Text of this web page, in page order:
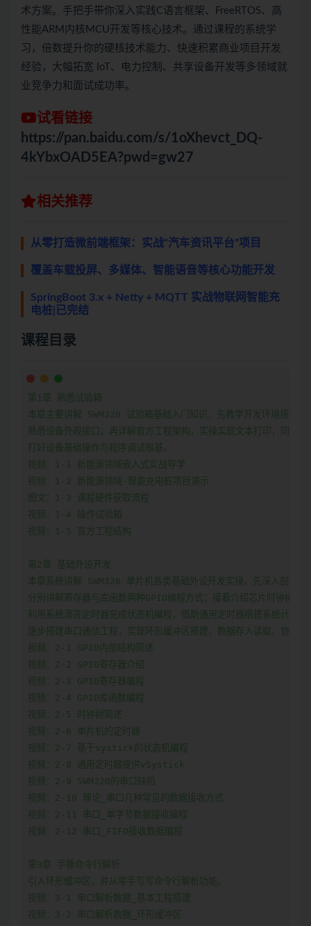
术方案。手把手带你深入实践C语言框架、FreeRTOS、高
性能ARM内核MCU开发等核心技术。通过课程的系统学
习，倍数提升你的硬核技术能力、快速积累商业项目开发
经验，大幅拓宽 IoT、电力控制、共享设备开发等多领域就
业竞争力和面试成功率。
试看链接
https://pan.baidu.com/s/1oXhevct_DQ-
4kYbxOAD5EA?pwd=gw27
相关推荐
从零打造微前端框架：实战“汽车资讯平台”项目
覆盖车载投屏、多媒体、智能语音等核心功能开发
SpringBoot 3.x + Netty + MQTT 实战物联网智能充
电桩|已完结
课程目录
第1章 熟悉试验箱
本章主要讲解 SWM320 试验箱基础入门知识，先教学开发环境搭建
熟悉设备外观接口；再详解官方工程架构，实操实现文本打印，同时
打好设备基础操作与程序调试根基。
视频：1-1 新能源领域嵌入式实战导学
视频：1-2 新能源领域-智能充电桩项目演示
图文：1-3 课程硬件获取流程
视频：1-4 操作试验箱
视频：1-5 官方工程结构
第2章 基础外设开发
本章系统讲解 SWM320 单片机各类基础外设开发实操，先深入剖析
分别讲解寄存器与库函数两种GPIO编程方式；接着介绍芯片时钟树与
利用系统滴答定时器完成状态机编程，借助通用定时器搭建系统计时体
逐步搭建串口通信工程，实现环形缓冲区搭建、数据存入读取、协议
视频：2-1 GPIO内部结构简述
视频：2-2 GPIO寄存器介绍
视频：2-3 GPIO寄存器编程
视频：2-4 GPIO库函数编程
视频：2-5 时钟树简述
视频：2-6 单片机的定时器
视频：2-7 基于systick的状态机编程
视频：2-8 通用定时器提供vSystick
视频：2-9 SWM320的串口缺陷
视频：2-10 理论_串口几种常见的数据接收方式
视频：2-11 串口_单字节数据接收编程
视频：2-12 串口_FIFO接收数据编程
第3章 手撕命令行解析
引入环形缓冲区，并从零手写写命令行解析功能。
视频：3-1 串口解析数据_基本工程搭建
视频：3-2 串口解析数据_环形缓冲区